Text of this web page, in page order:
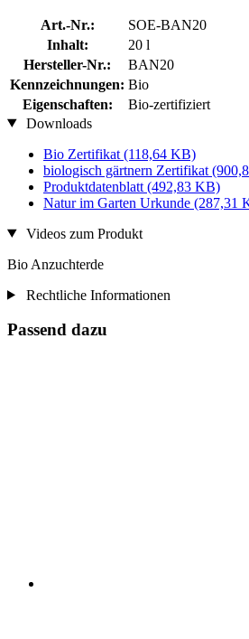
Art.-Nr.:
SOE-BAN20
Inhalt:
20 l
Hersteller-Nr.:
BAN20
Kennzeichnungen: Bio
Eigenschaften:
Bio-zertifiziert
Downloads
Bio Zertifikat (118,64 KB)
biologisch gärtnern Zertifikat
Produktdatenblatt (492,83 KB)
Natur im Garten Urkunde (287,31
Videos zum Produkt
Bio Anzuchterde
Rechtliche Informationen
Passend dazu